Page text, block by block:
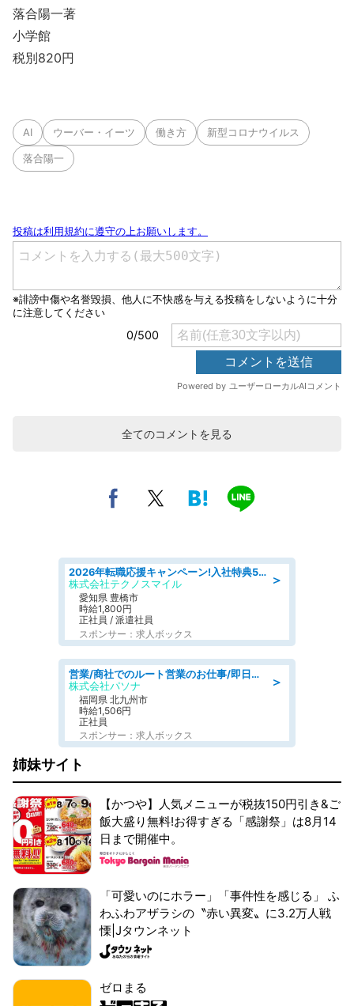
落合陽一著
小学館
税別820円
AI ウーバー・イーツ 働き方 新型コロナウイルス
落合陽一
全てのコメントを見る
＞
2026年転職応援キャンペーン!入社特典58万円/デンソーで働こう!自動車工場で小型部品の検査業務 denso aichi
株式会社テクノスマイル
愛知県 豊橋市
時給1,800円
正社員 / 派遣社員
スポンサー：求人ボックス
＞
営業/商社でのルート営業のお仕事/即日勤務可/車通勤可/営業
株式会社パソナ
福岡県 北九州市
時給1,506円
正社員
スポンサー：求人ボックス
姉妹サイト
【かつや】人気メニューが税抜150円引き&ご
飯大盛り無料!お得すぎる「感謝祭」は8月14
日まで開催中。
「可愛いのにホラー」「事件性を感じる」 ふ
わふわアザラシの〝赤い異変〟に3.2万人戦
慄|Jタウンネット
ゼロまる